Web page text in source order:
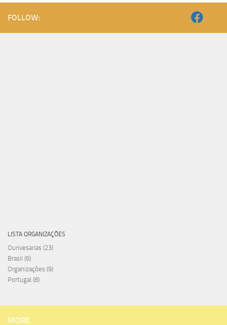
FOLLOW:
LISTA ORGANIZAÇÕES
Ourivesarias (23)
Brasil (6)
Organizações (9)
Portugal (8)
MORE